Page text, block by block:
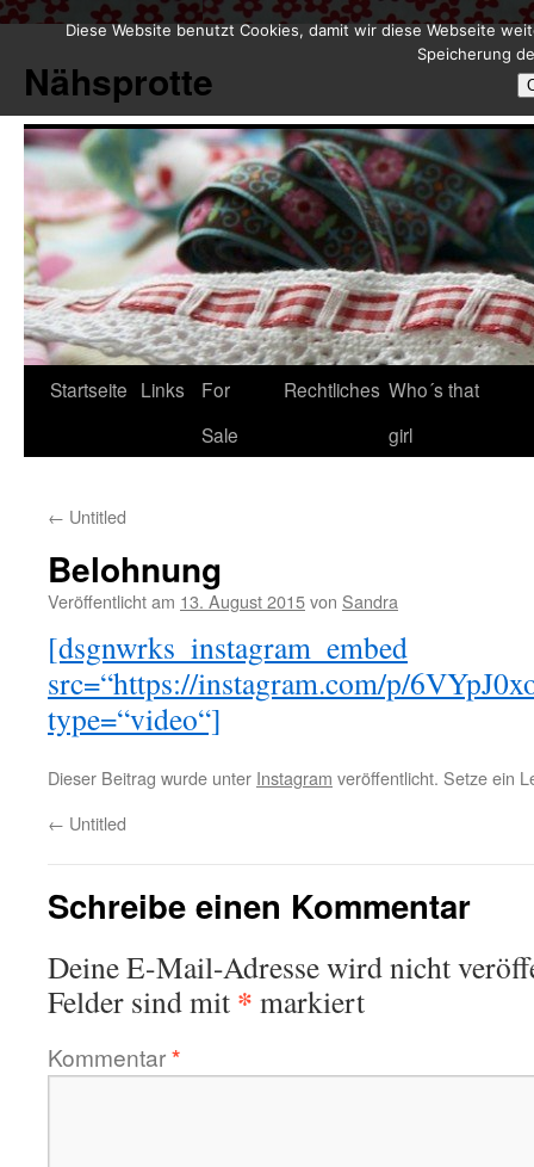
springen
Nähsprotte
Startseite Links
For
Sale
Rechtliches Who´s that
girl
← Untitled
Belohnung
Veröffentlicht am 13. August 2015von Sandra
[dsgnwrks_instagram_embed
src=“https://instagram.com/p/
type=“video“]
Dieser Beitrag wurde unter Instagram veröffentlicht. Setze ein
← Untitled
Schreibe einen Kommentar
Deine E-Mail-Adresse wird nicht
Felder sind mit * markiert
Kommentar*
Diese Website benutzt Cookies, damit wir diese Webseite
Speicherung